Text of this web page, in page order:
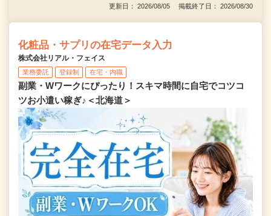
更新日： 2026/08/05 掲載終了日： 2026/08/30
化粧品・サプリの在宅データ入力
株式会社リアル・フェイス
業務委託 登録制 在宅・内職
副業・Wワークにぴったり！スキマ時間に自宅でコツコ
ツお小遣い稼ぎ♪＜北海道＞